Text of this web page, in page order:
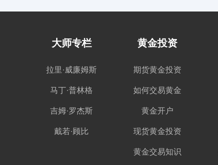
大师专栏
拉里·威廉姆斯
马丁·普林格
吉姆·罗杰斯
戴若·顾比
黄金投资
期货黄金投资
如何交易黄金
黄金开户
现货黄金投资
黄金交易知识